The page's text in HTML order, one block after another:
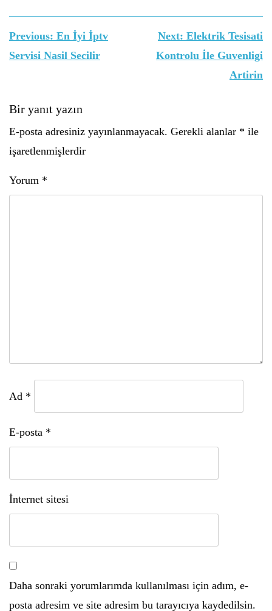
Yazı
gezinmesi
Previous: En İyi İptv
Servisi Nasil Secilir
Next: Elektrik Tesisati
Kontrolu İle Guvenligi
Artirin
Bir yanıt yazın
E-posta adresiniz yayınlanmayacak. Gerekli alanlar * ile
işaretlenmişlerdir
Yorum *
Ad *
E-posta *
İnternet sitesi
Daha sonraki yorumlarımda kullanılması için adım, e-
posta adresim ve site adresim bu tarayıcıya kaydedilsin.